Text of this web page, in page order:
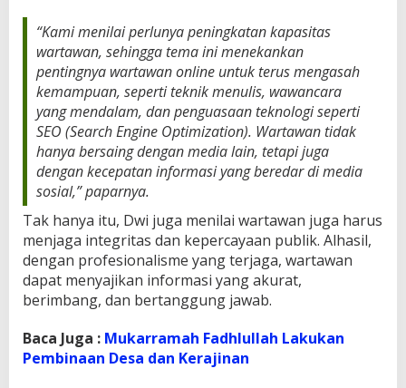
“Kami menilai perlunya peningkatan kapasitas
wartawan, sehingga tema ini menekankan
pentingnya wartawan online untuk terus mengasah
kemampuan, seperti teknik menulis, wawancara
yang mendalam, dan penguasaan teknologi seperti
SEO (Search Engine Optimization). Wartawan tidak
hanya bersaing dengan media lain, tetapi juga
dengan kecepatan informasi yang beredar di media
sosial,” paparnya.
Tak hanya itu, Dwi juga menilai wartawan juga harus
menjaga integritas dan kepercayaan publik. Alhasil,
dengan profesionalisme yang terjaga, wartawan
dapat menyajikan informasi yang akurat,
berimbang, dan bertanggung jawab.
Baca Juga : Mukarramah Fadhlullah Lakukan
Pembinaan Desa dan Kerajinan